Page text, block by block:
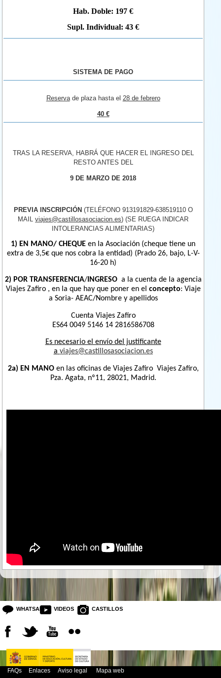
Hab. Doble: 197 €
Supl. Individual: 43 €
SISTEMA DE PAGO
Reservade plaza hasta el 28 de febrero
40 €
TRAS LA RESERVA, HABRÁ QUE HACER EL INGRESO DEL
RESTO ANTES DEL
9 DE MARZO DE 2018
PREVIA INSCRIPCIÓN (TELÉFONO 913191829-638519110 O
MAIL viajes@castillosasociacion.es) (SE RUEGA INDICAR
INTOLERANCIAS ALIMENTARIAS)
1) EN MANO/ CHEQUE en la Asociación (cheque tiene un
extra de 3,5€ que nos cobra la entidad) (Prado 26, bajo, L-V-
16-20 h)
2) POR TRANSFERENCIA/INGRESO a la cuenta de la agencia
Viajes Zafiro , en la que hay que poner en el concepto: Viaje
a Soria- AEAC/Nombre y apellidos
Cuenta Viajes Zafiro
ES64 0049 5146 14 2816586708
Es necesario el envío del justificante
a viajes@castillosasociacion.es
2a) EN MANO en las oficinas de Viajes Zafiro Viajes Zafiro,
Pza. Agata, nº11, 28021, Madrid.
WHATSAPP VIDEOS CASTILLOS
FAQs Enlaces Aviso legal Mapa web